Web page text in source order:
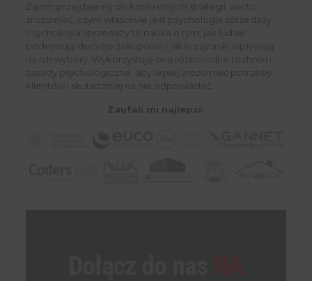
Zanim przejdziemy do konkretnych strategii, warto
zrozumieć, czym właściwie jest psychologia sprzedaży.
Psychologia sprzedaży to nauka o tym, jak ludzie
podejmują decyzje zakupowe i jakie czynniki wpływają
na ich wybory. Wykorzystuje ona różnorodne techniki i
zasady psychologiczne, aby lepiej zrozumieć potrzeby
klientów i skuteczniej na nie odpowiadać.
Zaufali mi najlepsi: